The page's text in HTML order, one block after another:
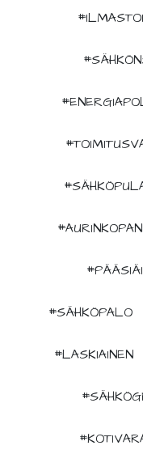
#SÄHKÖPALO
#LASKIAINEN